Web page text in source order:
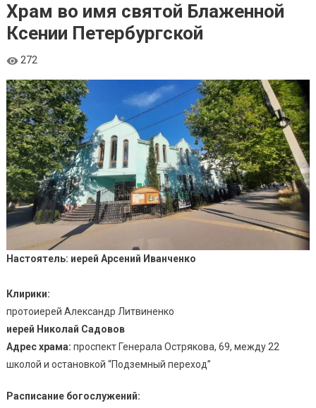
Храм во имя святой Блаженной
Ксении Петербургской
272
Настоятель: иерей Арсений Иванченко
Клирики:
протоиерей Александр Литвиненко
иерей Николай Садовов
Адрес храма: проспект Генерала Острякова, 69, между 22
школой и остановкой “Подземный переход”
Расписание богослужений: